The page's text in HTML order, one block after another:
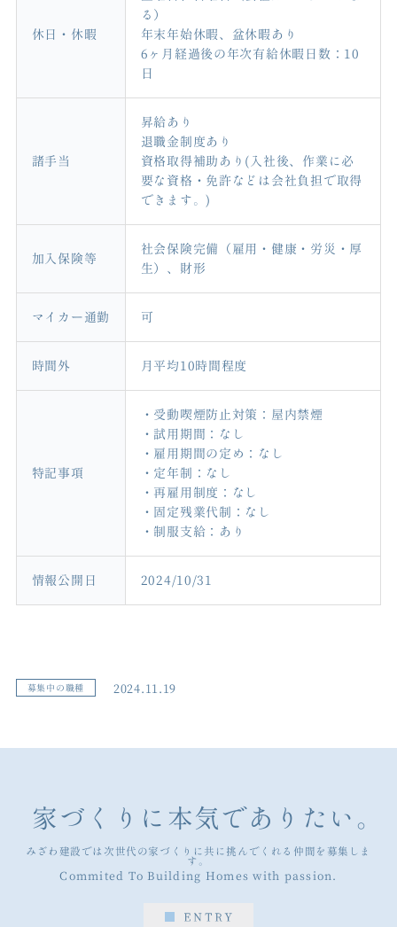
休日・休暇
る）
年末年始休暇、盆休暇あり
6ヶ月経過後の年次有給休暇日数：10
日
諸手当
昇給あり
退職金制度あり
資格取得補助あり(入社後、作業に必
要な資格・免許などは会社負担で取得
できます。)
加入保険等
社会保険完備（雇用・健康・労災・厚
生）、財形
マイカー通勤 可
時間外 月平均10時間程度
特記事項
・受動喫煙防止対策：屋内禁煙
・試用期間：なし
・雇用期間の定め：なし
・定年制：なし
・再雇用制度：なし
・固定残業代制：なし
・制服支給：あり
情報公開日 2024/10/31
募集中の職種 2024.11.19
家づくりに本気でありたい。
みざわ建設では次世代の家づくりに共に挑んでくれる仲間を募集しま
す。
Commited To Building Homes with passion.